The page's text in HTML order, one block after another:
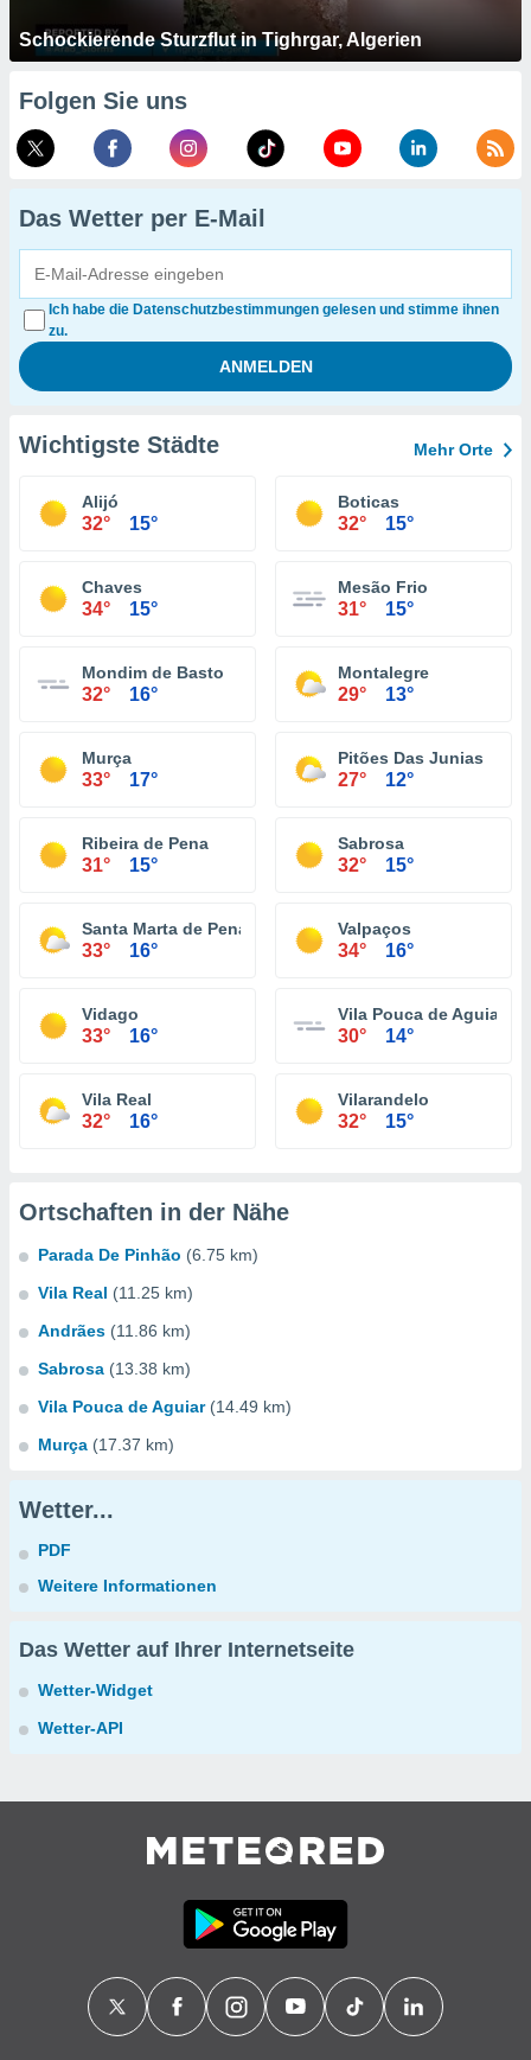
Schockierende Sturzflut in Tighrgar, Algerien
Folgen Sie uns
Das Wetter per E-Mail
Ich habe die Datenschutzbestimmungen gelesen und stimme ihnen
zu.
Wichtigste Städte Mehr Orte
Alijó
32° 15°
Boticas
32° 15°
Chaves
34° 15°
Mesão Frio
31° 15°
Mondim de Basto
32° 16°
Montalegre
29° 13°
Murça
33° 17°
Pitões Das Junias
27° 12°
Ribeira de Pena
31° 15°
Sabrosa
32° 15°
Santa Marta de Penaguião
33° 16°
Valpaços
34° 16°
Vidago
33° 16°
Vila Pouca de Aguiar
30° 14°
Vila Real
32° 16°
Vilarandelo
32° 15°
Ortschaften in der Nähe
Parada De Pinhão (6.75 km)
Vila Real (11.25 km)
Andrães (11.86 km)
Sabrosa (13.38 km)
Vila Pouca de Aguiar (14.49 km)
Murça (17.37 km)
Wetter...
PDF
Weitere Informationen
Das Wetter auf Ihrer Internetseite
Wetter-Widget
Wetter-API